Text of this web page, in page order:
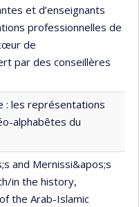
et d’enseignants
professionnelles de
de
par des conseillères
: les représentations
alphabêtes du
and Mernissi&apos;s
in the history,
the Arab-Islamic